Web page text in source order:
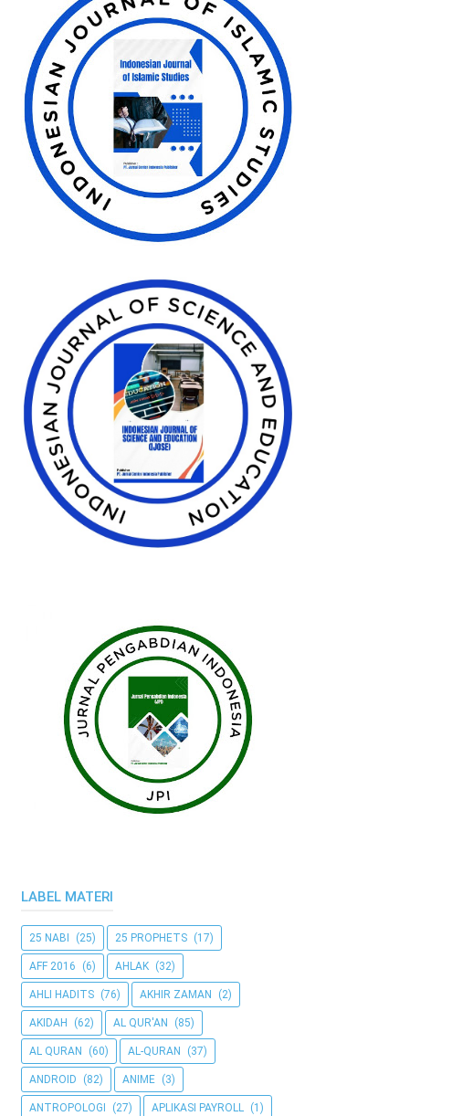
LABEL MATERI
25 NABI (25) 25 PROPHETS (17)
AFF 2016 (6) AHLAK (32)
AHLI HADITS (76) AKHIR ZAMAN (2)
AKIDAH (62) AL QUR'AN (85)
AL QURAN (60) AL-QURAN (37)
ANDROID (82) ANIME (3)
ANTROPOLOGI (27) APLIKASI PAYROLL (1)